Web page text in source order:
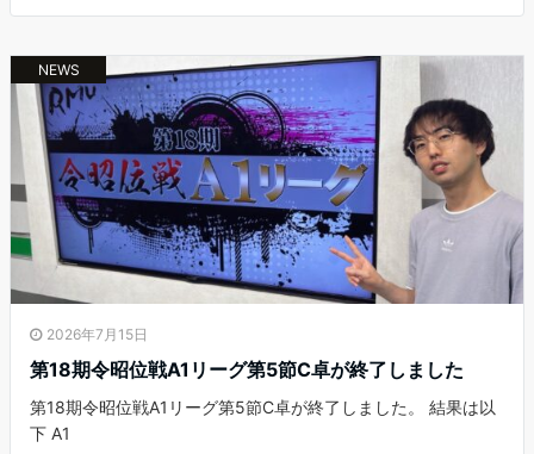
NEWS
2026年7月15日
第18期令昭位戦A1リーグ第5節C卓が終了しました
第18期令昭位戦A1リーグ第5節C卓が終了しました。 結果は以
下 A1